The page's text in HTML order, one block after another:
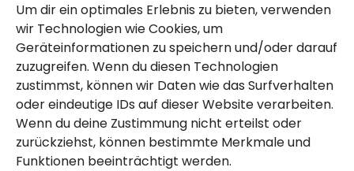
Um dir ein optimales Erlebnis zu bieten, verwenden
wir Technologien wie Cookies, um
Geräteinformationen zu speichern und/oder darauf
zuzugreifen. Wenn du diesen Technologien
zustimmst, können wir Daten wie das Surfverhalten
oder eindeutige IDs auf dieser Website verarbeiten.
Wenn du deine Zustimmung nicht erteilst oder
zurückziehst, können bestimmte Merkmale und
Funktionen beeinträchtigt werden.
Rechtlich
Impressum
Datenschutzerklärung
Cookie-Richtlinie (EU)